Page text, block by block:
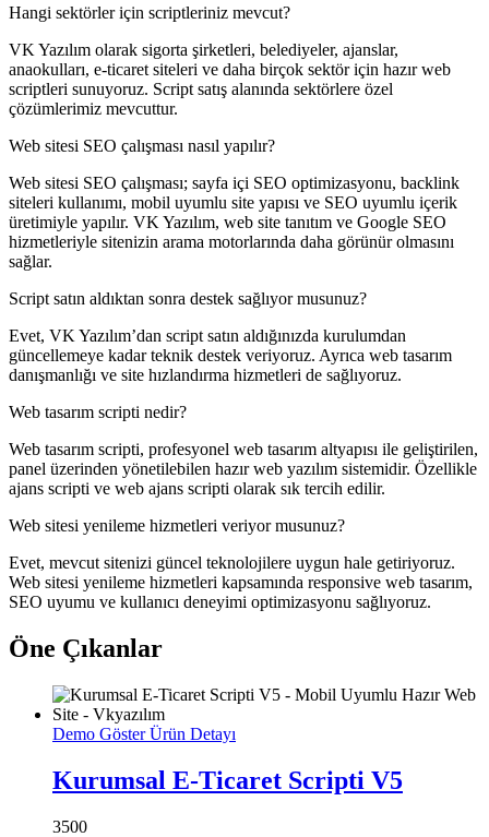
Hangi sektörler için scriptleriniz mevcut?
VK Yazılım olarak sigorta şirketleri, belediyeler, ajanslar,
anaokulları, e-ticaret siteleri ve daha birçok sektör için hazır web
scriptleri sunuyoruz. Script satış alanında sektörlere özel
çözümlerimiz mevcuttur.
Web sitesi SEO çalışması nasıl yapılır?
Web sitesi SEO çalışması; sayfa içi SEO optimizasyonu, backlink
siteleri kullanımı, mobil uyumlu site yapısı ve SEO uyumlu içerik
üretimiyle yapılır. VK Yazılım, web site tanıtım ve Google SEO
hizmetleriyle sitenizin arama motorlarında daha görünür olmasını
sağlar.
Script satın aldıktan sonra destek sağlıyor musunuz?
Evet, VK Yazılım’dan script satın aldığınızda kurulumdan
güncellemeye kadar teknik destek veriyoruz. Ayrıca web tasarım
danışmanlığı ve site hızlandırma hizmetleri de sağlıyoruz.
Web tasarım scripti nedir?
Web tasarım scripti, profesyonel web tasarım altyapısı ile geliştirilen,
panel üzerinden yönetilebilen hazır web yazılım sistemidir. Özellikle
ajans scripti ve web ajans scripti olarak sık tercih edilir.
Web sitesi yenileme hizmetleri veriyor musunuz?
Evet, mevcut sitenizi güncel teknolojilere uygun hale getiriyoruz.
Web sitesi yenileme hizmetleri kapsamında responsive web tasarım,
SEO uyumu ve kullanıcı deneyimi optimizasyonu sağlıyoruz.
Öne Çıkanlar
Demo GösterÜrün Detayı
Kurumsal E-Ticaret Scripti V5
3500